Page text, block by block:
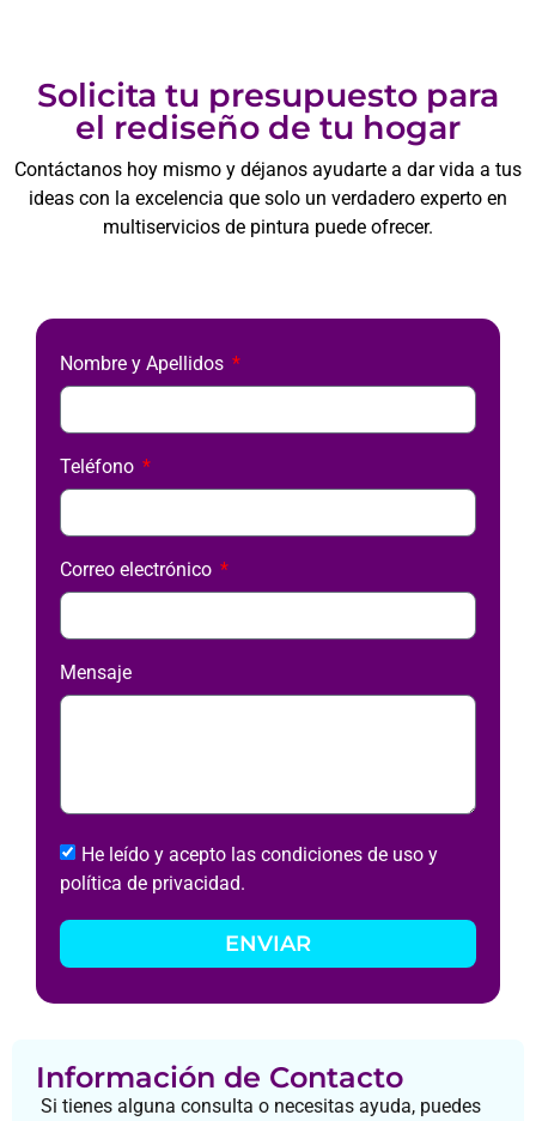
Solicita tu presupuesto para
el rediseño de tu hogar
Contáctanos hoy mismo y déjanos ayudarte a dar vida a tus
ideas con la excelencia que solo un verdadero experto en
multiservicios de pintura puede ofrecer.
Nombre y Apellidos
Teléfono
Correo electrónico
Mensaje
He leído y acepto las condiciones de uso y
política de privacidad.
ENVIAR
Información de Contacto
Si tienes alguna consulta o necesitas ayuda, puedes